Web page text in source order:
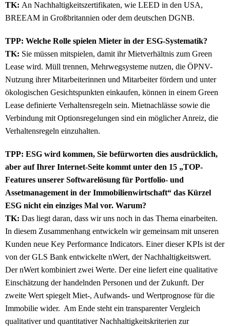
TK: An Nachhaltigkeitszertifikaten, wie LEED in den USA,
BREEAM in Großbritannien oder dem deutschen DGNB.
TPP: Welche Rolle spielen Mieter in der ESG-Systematik?
TK: Sie müssen mitspielen, damit ihr Mietverhältnis zum Green
Lease wird. Müll trennen, Mehrwegsysteme nutzen, die ÖPNV-
Nutzung ihrer Mitarbeiterinnen und Mitarbeiter fördern und unter
ökologischen Gesichtspunkten einkaufen, können in einem Green
Lease definierte Verhaltensregeln sein. Mietnachlässe sowie die
Verbindung mit Optionsregelungen sind ein möglicher Anreiz, die
Verhaltensregeln einzuhalten.
TPP: ESG wird kommen, Sie befürworten dies ausdrücklich,
aber auf Ihrer Internet-Seite kommt unter den 15 „TOP-
Features unserer Softwarelösung für Portfolio- und
Assetmanagement in der Immobilienwirtschaft“ das Kürzel
ESG nicht ein einziges Mal vor. Warum?
TK: Das liegt daran, dass wir uns noch in das Thema einarbeiten.
In diesem Zusammenhang entwickeln wir gemeinsam mit unseren
Kunden neue Key Performance Indicators. Einer dieser KPIs ist der
von der GLS Bank entwickelte nWert, der Nachhaltigkeitswert.
Der nWert kombiniert zwei Werte. Der eine liefert eine qualitative
Einschätzung der handelnden Personen und der Zukunft. Der
zweite Wert spiegelt Miet-, Aufwands- und Wertprognose für die
Immobilie wider. Am Ende steht ein transparenter Vergleich
qualitativer und quantitativer Nachhaltigkeitskriterien zur